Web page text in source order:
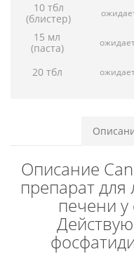
10 тбл
(блистер)
15 мл
(паста)
20 тбл
Описание
препарат
печени